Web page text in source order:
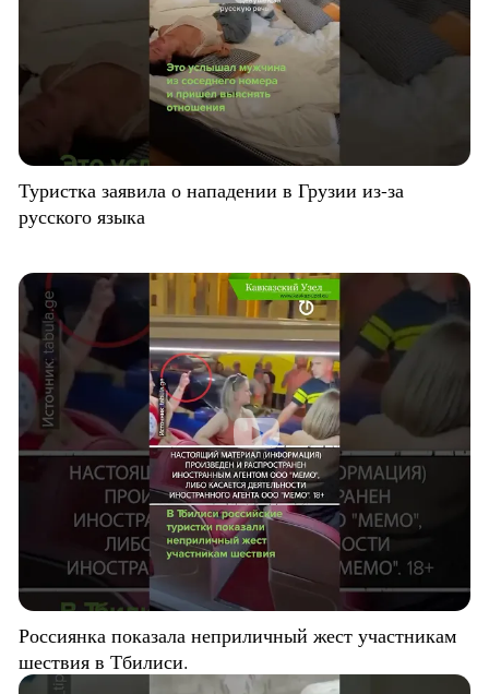
Туристка заявила о нападении в Грузии из-за
русского языка
Россиянка показала неприличный жест участникам
шествия в Тбилиси.